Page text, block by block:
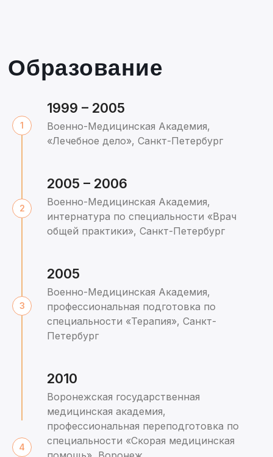
1999 – 2005
Военно-Медицинская Академия,
«Лечебное дело», Санкт-Петербург
2005 – 2006
Военно-Медицинская Академия,
интернатура по специальности «Врач
общей практики», Санкт-Петербург
2005
Военно-Медицинская Академия,
профессиональная подготовка по
специальности «Терапия», Санкт-
Петербург
2010
Воронежская государственная
медицинская академия,
профессиональная переподготовка по
специальности «Скорая медицинская